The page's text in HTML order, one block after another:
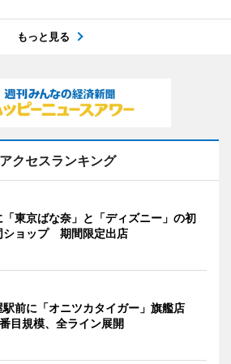
もっと見る
アクセスランキング
「東京ばな奈」と「ディズニー」の初
ショップ 期間限定出店
駅前に「オニツカタイガー」旗艦店
目規模、全ライン展開